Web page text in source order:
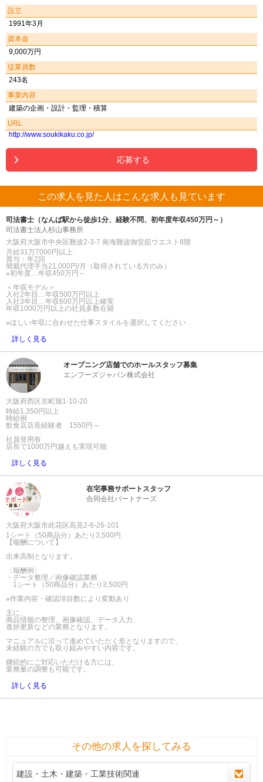
設立
1991年3月
資本金
9,000万円
従業員数
243名
事業内容
建築の企画・設計・監理・積算
URL
http://www.soukikaku.co.jp/
応募する
この求人を見た人はこんな求人も見ています
司法書士（なんば駅から徒歩1分、経験不問、初年度年収450万円～）
司法書士法人杉山事務所
大阪府大阪市中央区難波2-3-7 南海難波御堂筋ウエスト8階
月給31万7000円以上
賞与：年2回
簡裁代理手当21,000円/月（取得されている方のみ）
※初年度…年収450万円～
＜年収モデル＞
入社2年目…年収500万円以上
入社3年目…年収600万円以上確実
年収1000万円以上の社員多数在籍
※ほしい年収に合わせた仕事スタイルを選択してください
詳しく見る
オープニング店舗でのホールスタッフ募集
エンフーズジャパン株式会社
大阪府西区京町堀1-10-20
時給1,350円以上
時給例
飲食店店長経験者 1550円～
社員登用有
店長で1000万円越えも実現可能
詳しく見る
在宅事務サポートスタッフ
合同会社パートナーズ
大阪府大阪市此花区高見2-6-26-101
1シート（50商品分）あたり3,500円
【報酬について】
出来高制となります。
〈報酬例〉
・データ整理／画像確認業務
1シート（50商品分）あたり3,500円
※作業内容・確認項目数により変動あり
主に、
商品情報の整理、画像確認、データ入力、
進捗更新などの業務となります。
マニュアルに沿って進めていただく形となりますので、
未経験の方でも取り組みやすい内容です。
継続的にご対応いただける方には、
業務量の調整も可能です。
詳しく見る
その他の求人を探してみる